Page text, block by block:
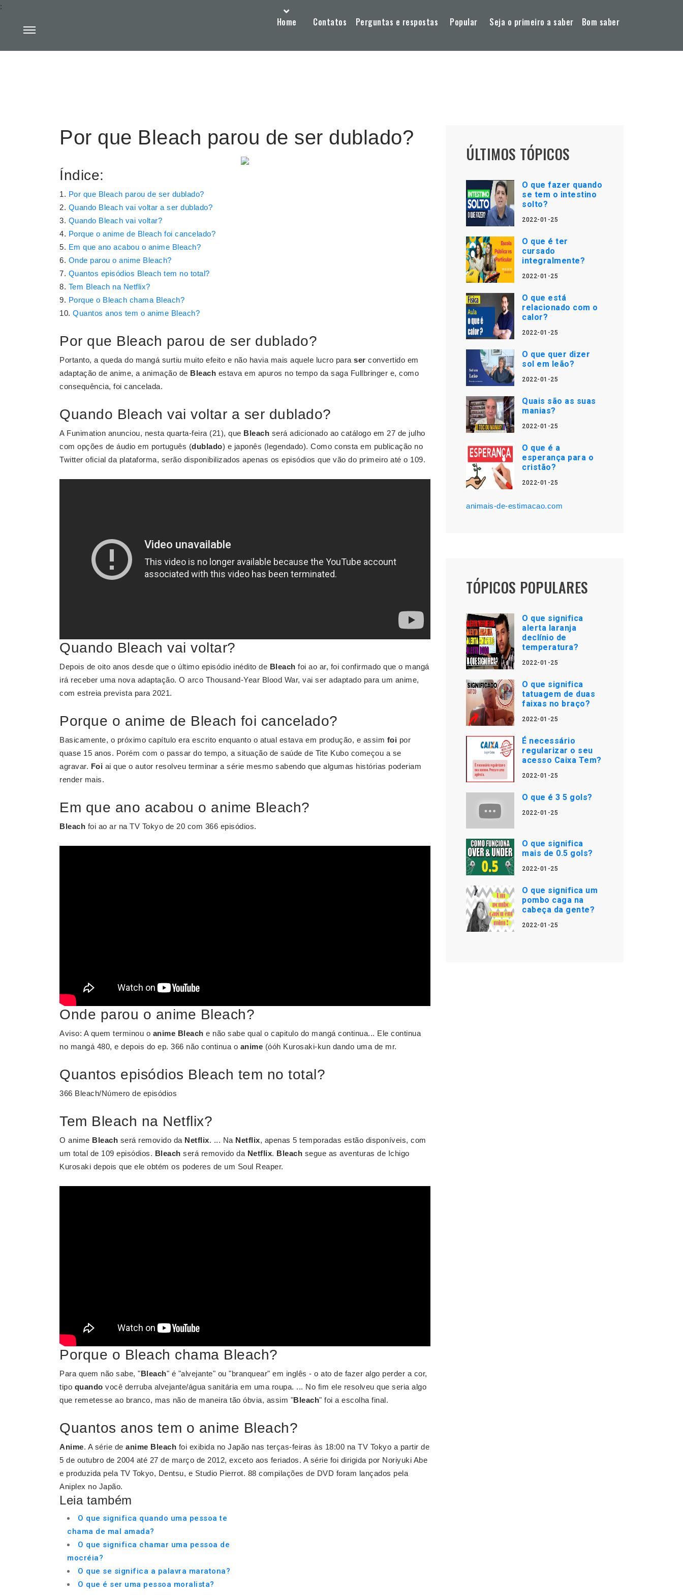
Home Contatos Perguntas e respostas Popular Seja o primeiro a saber Bom saber
:
Por que Bleach parou de ser dublado?
Índice:
Por que Bleach parou de ser dublado?
Quando Bleach vai voltar a ser dublado?
Quando Bleach vai voltar?
Porque o anime de Bleach foi cancelado?
Em que ano acabou o anime Bleach?
Onde parou o anime Bleach?
Quantos episódios Bleach tem no total?
Tem Bleach na Netflix?
Porque o Bleach chama Bleach?
Quantos anos tem o anime Bleach?
Por que Bleach parou de ser dublado?
Portanto, a queda do mangá surtiu muito efeito e não havia mais aquele lucro para ser convertido em
adaptação de anime, a animação de Bleach estava em apuros no tempo da saga Fullbringer e, como
consequência, foi cancelada.
Quando Bleach vai voltar a ser dublado?
A Funimation anunciou, nesta quarta-feira (21), que Bleach será adicionado ao catálogo em 27 de julho
com opções de áudio em português (dublado) e japonês (legendado). Como consta em publicação no
Twitter oficial da plataforma, serão disponibilizados apenas os episódios que vão do primeiro até o 109.
Quando Bleach vai voltar?
Depois de oito anos desde que o último episódio inédito de Bleach foi ao ar, foi confirmado que o mangá
irá receber uma nova adaptação. O arco Thousand-Year Blood War, vai ser adaptado para um anime,
com estreia prevista para 2021.
Porque o anime de Bleach foi cancelado?
Basicamente, o próximo capítulo era escrito enquanto o atual estava em produção, e assim foi por
quase 15 anos. Porém com o passar do tempo, a situação de saúde de Tite Kubo começou a se
agravar. Foi ai que o autor resolveu terminar a série mesmo sabendo que algumas histórias poderiam
render mais.
Em que ano acabou o anime Bleach?
Bleach foi ao ar na TV Tokyo de 20 com 366 episódios.
Onde parou o anime Bleach?
Aviso: A quem terminou o anime Bleach e não sabe qual o capitulo do mangá continua... Ele continua
no mangá 480, e depois do ep. 366 não continua o anime (óóh Kurosaki-kun dando uma de mr.
Quantos episódios Bleach tem no total?
366 Bleach/Número de episódios
Tem Bleach na Netflix?
O anime Bleach será removido da Netflix. ... Na Netflix, apenas 5 temporadas estão disponíveis, com
um total de 109 episódios. Bleach será removido da Netflix. Bleach segue as aventuras de Ichigo
Kurosaki depois que ele obtém os poderes de um Soul Reaper.
Porque o Bleach chama Bleach?
Para quem não sabe, "Bleach" é "alvejante" ou "branquear" em inglês - o ato de fazer algo perder a cor,
tipo quando você derruba alvejante/água sanitária em uma roupa. ... No fim ele resolveu que seria algo
que remetesse ao branco, mas não de maneira tão óbvia, assim "Bleach" foi a escolha final.
Quantos anos tem o anime Bleach?
Anime. A série de anime Bleach foi exibida no Japão nas terças-feiras às 18:00 na TV Tokyo a partir de
5 de outubro de 2004 até 27 de março de 2012, exceto aos feriados. A série foi dirigida por Noriyuki Abe
e produzida pela TV Tokyo, Dentsu, e Studio Pierrot. 88 compilações de DVD foram lançados pela
Aniplex no Japão.
Leia também
O que significa quando uma pessoa te
chama de mal amada?
O que significa chamar uma pessoa de
mocréia?
O que se significa a palavra maratona?
O que é ser uma pessoa moralista?
ÚLTIMOS TÓPICOS
O que fazer quando
se tem o intestino
solto?
2022-01-25
O que é ter
cursado
integralmente?
2022-01-25
O que está
relacionado com o
calor?
2022-01-25
O que quer dizer
sol em leão?
2022-01-25
Quais são as suas
manias?
2022-01-25
O que é a
esperança para o
cristão?
2022-01-25
animais-de-estimacao.com
TÓPICOS POPULARES
O que significa
alerta laranja
declínio de
temperatura?
2022-01-25
O que significa
tatuagem de duas
faixas no braço?
2022-01-25
É necessário
regularizar o seu
acesso Caixa Tem?
2022-01-25
O que é 3 5 gols?
2022-01-25
O que significa
mais de 0.5 gols?
2022-01-25
O que significa um
pombo caga na
cabeça da gente?
2022-01-25